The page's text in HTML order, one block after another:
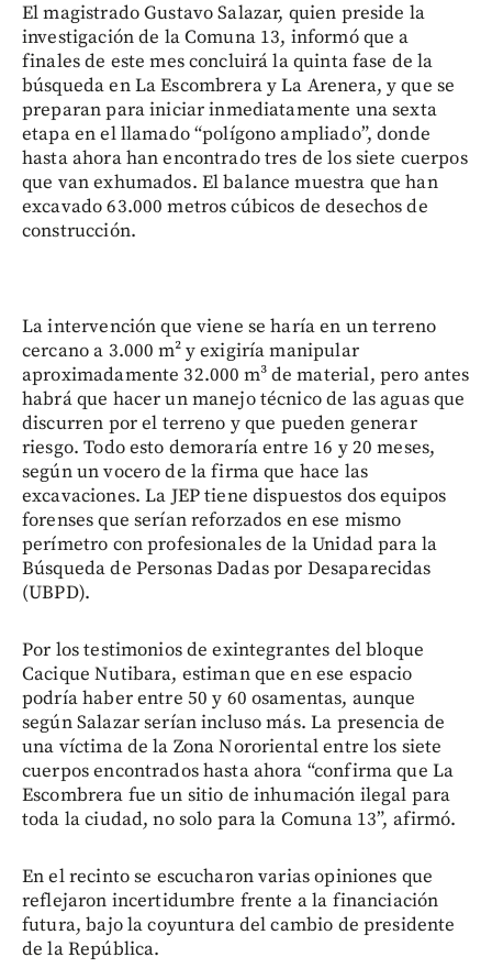
El magistrado Gustavo Salazar, quien preside la
investigación de la Comuna 13, informó que a
finales de este mes concluirá la quinta fase de la
búsqueda en La Escombrera y La Arenera, y que se
preparan para iniciar inmediatamente una sexta
etapa en el llamado “polígono ampliado”, donde
hasta ahora han encontrado tres de los siete cuerpos
que van exhumados. El balance muestra que han
excavado 63.000 metros cúbicos de desechos de
construcción.
La intervención que viene se haría en un terreno
cercano a 3.000 m² y exigiría manipular
aproximadamente 32.000 m³ de material, pero antes
habrá que hacer un manejo técnico de las aguas que
discurren por el terreno y que pueden generar
riesgo. Todo esto demoraría entre 16 y 20 meses,
según un vocero de la firma que hace las
excavaciones. La JEP tiene dispuestos dos equipos
forenses que serían reforzados en ese mismo
perímetro con profesionales de la Unidad para la
Búsqueda de Personas Dadas por Desaparecidas
(UBPD).
Por los testimonios de exintegrantes del bloque
Cacique Nutibara, estiman que en ese espacio
podría haber entre 50 y 60 osamentas, aunque
según Salazar serían incluso más. La presencia de
una víctima de la Zona Nororiental entre los siete
cuerpos encontrados hasta ahora “confirma que La
Escombrera fue un sitio de inhumación ilegal para
toda la ciudad, no solo para la Comuna 13”, afirmó.
En el recinto se escucharon varias opiniones que
reflejaron incertidumbre frente a la financiación
futura, bajo la coyuntura del cambio de presidente
de la República.